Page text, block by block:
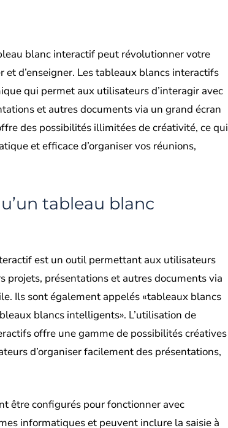
blanc interactif peut révolutionner votre
et d’enseigner. Les tableaux blancs interactifs
qui permet aux utilisateurs d’interagir avec
et autres documents via un grand écran
des possibilités illimitées de créativité, ce qui
et efficace d’organiser vos réunions,
tableau blanc
est un outil permettant aux utilisateurs
projets, présentations et autres documents via
Ils sont également appelés «tableaux blancs
blancs intelligents». L’utilisation de
offre une gamme de possibilités créatives
d’organiser facilement des présentations,
être configurés pour fonctionner avec
informatiques et peuvent inclure la saisie à